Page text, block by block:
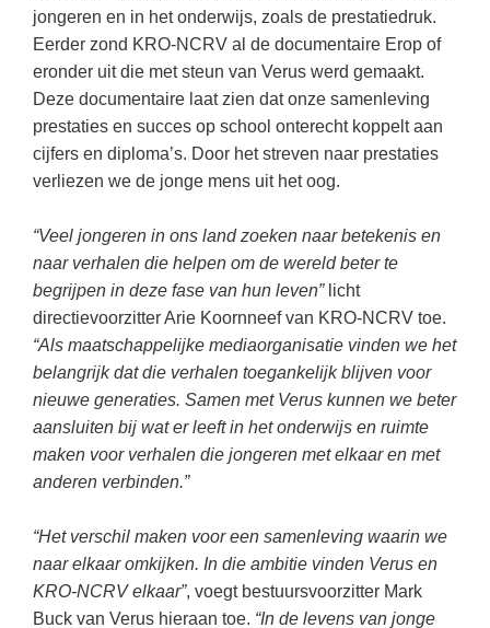
Studievaardigheden
Techniek
Topografie
Verzorging
THEMA'S
Budgetteren
De boerderij
Duurzaamheid
Eerste wereldoorlog
Evolutieleer
Feest- en Gedenkdagen
Godsdienstonderwijs
Kerstfeest
Kinderboekenweek
Studievaardigheden
Taalvaardigheden
Beeldende Vorming
Biologie
Geld PO
Geld VO
Geschiedenis
Maatschappijleer
Orientatie
Rekenen
Sociale vaardigheden
Vakoverstijgend
Verzorging
jongeren en in het onderwijs, zoals de prestatiedruk.
Eerder zond KRO-NCRV al de documentaire Erop of
eronder uit die met steun van Verus werd gemaakt.
Deze documentaire laat zien dat onze samenleving
prestaties en succes op school onterecht koppelt aan
cijfers en diploma’s. Door het streven naar prestaties
verliezen we de jonge mens uit het oog.
“Veel jongeren in ons land zoeken naar betekenis en
naar verhalen die helpen om de wereld beter te
begrijpen in deze fase van hun leven”licht
directievoorzitter Arie Koornneef van KRO-NCRV toe.
“Als maatschappelijke mediaorganisatie vinden we het
belangrijk dat die verhalen toegankelijk blijven voor
nieuwe generaties. Samen met Verus kunnen we beter
aansluiten bij wat er leeft in het onderwijs en ruimte
maken voor verhalen die jongeren met elkaar en met
anderen verbinden.”
“Het verschil maken voor een samenleving waarin we
naar elkaar omkijken. In die ambitie vinden Verus en
KRO-NCRV elkaar”, voegt bestuursvoorzitter Mark
Buck van Verus hieraan toe. “In de levens van jonge